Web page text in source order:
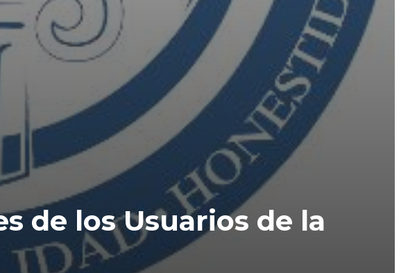
de los Usuarios de la